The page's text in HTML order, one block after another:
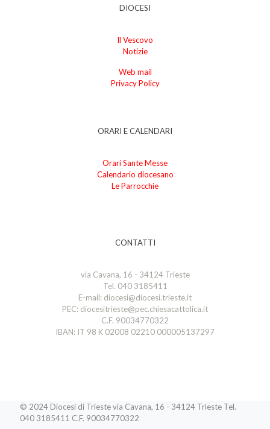
DIOCESI
Il Vescovo
Notizie
Web mail
Privacy Policy
ORARI E CALENDARI
Orari Sante Messe
Calendario diocesano
Le Parrocchie
CONTATTI
via Cavana, 16 - 34124 Trieste
Tel. 040 3185411
E-mail: diocesi@diocesi.trieste.it
PEC: diocesitrieste@pec.chiesacattolica.it
C.F. 90034770322
IBAN: IT 98 K 02008 02210 000005137297
© 2024 Diocesi di Trieste via Cavana, 16 - 34124 Trieste Tel.
040 3185411 C.F. 90034770322